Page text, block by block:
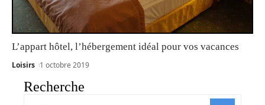
L’appart hôtel, l’hébergement idéal pour vos vacances
Loisirs 1 octobre 2019
Recherche